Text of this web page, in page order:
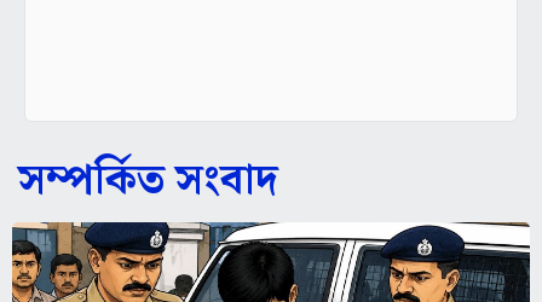
সম্পর্কিত সংবাদ